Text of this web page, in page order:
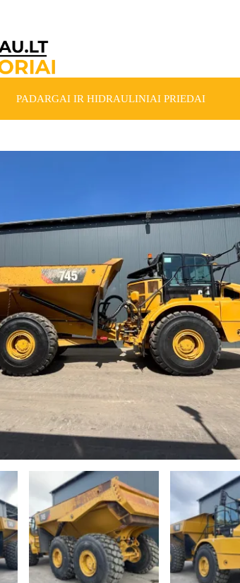
PADARGAI IR HIDRAULINIAI PRIEDAI